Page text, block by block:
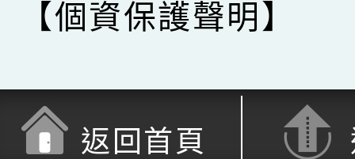
【個資保護聲明】
返回首頁